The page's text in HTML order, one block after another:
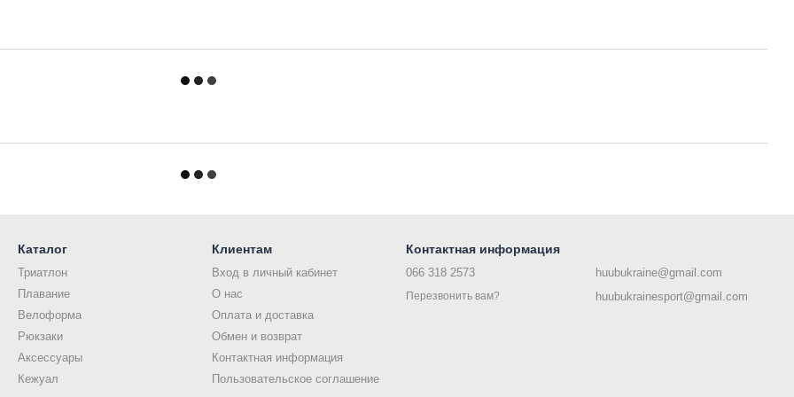
Каталог
Триатлон
Плавание
Велоформа
Рюкзаки
Аксессуары
Кежуал
Клиентам
Вход в личный кабинет
О нас
Оплата и доставка
Обмен и возврат
Контактная информация
Пользовательское соглашение
Контактная информация
066 318 2573
Перезвонить вам?
huubukraine@gmail.com
huubukrainesport@gmail.com